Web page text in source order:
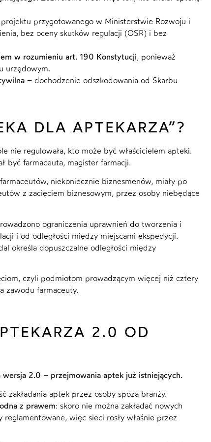
przygotowanego w Ministerstwie Rozwoju i
bez oceny skutków regulacji (OSR) i bez
w rozumieniu art. 190 Konstytucji, ponieważ
urzędowym.
– dochodzenie odszkodowania od Skarbu
DLA APTEKARZA”?
nie regulowała, kto może być właścicielem apteki.
być farmaceuta, magister farmacji.
niekoniecznie biznesmenów, miały po
z zacięciem biznesowym, przez osoby niebędące
ograniczenia uprawnień do tworzenia i
i od odległości między miejscami ekspedycji.
określa dopuszczalne odległości między
czyli podmiotom prowadzącym więcej niż cztery
zawodu farmaceuty.
2.0 OD
2.0 – przejmowania aptek już istniejących.
zakładania aptek przez osoby spoza branży.
z prawem: skoro nie można zakładać nowych
więc sieci rosły właśnie przez